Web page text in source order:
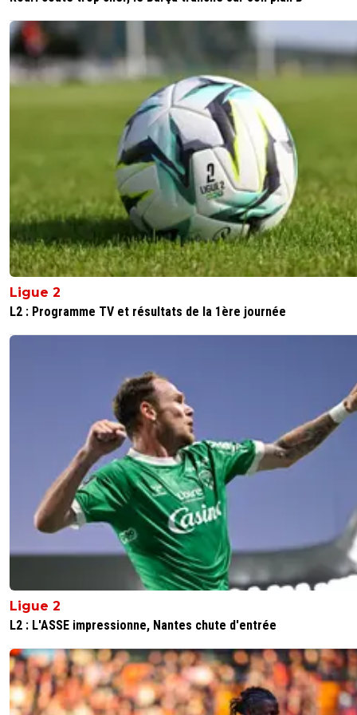
Ligue 2
L2 : Programme TV et résultats de la 1ère journée
Ligue 2
L2 : L'ASSE impressionne, Nantes chute d'entrée